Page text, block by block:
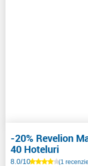
-20% Revelion
40 Hoteluri
8.0/10 (1